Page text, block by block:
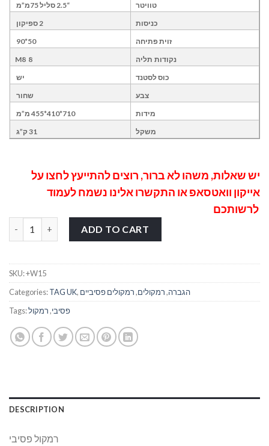
טוויטר
“2.5 סליל 75מ”מ
כניסות
2 ספיקון
זוית פתיחה
50*90
נקודות תליה
8 M8
כוס לסטנד
יש
צבע
שחור
מידות
710*410*455 מ”מ
משקל 31 ק”ג
יש שאלות, משהו לא ברור, רוצים להתייעץ לחצו על
אייקון וואטסאפאו התקשרו אלינו נשמח לעמוד
לרשותכם
ADD TO CART
SKU:+W15
Categories:TAG UK, הגברה,רמקולים,רמקולים פסיביים
Tags:
פסיבי,רמקול
DESCRIPTION
רמקול פסיבי